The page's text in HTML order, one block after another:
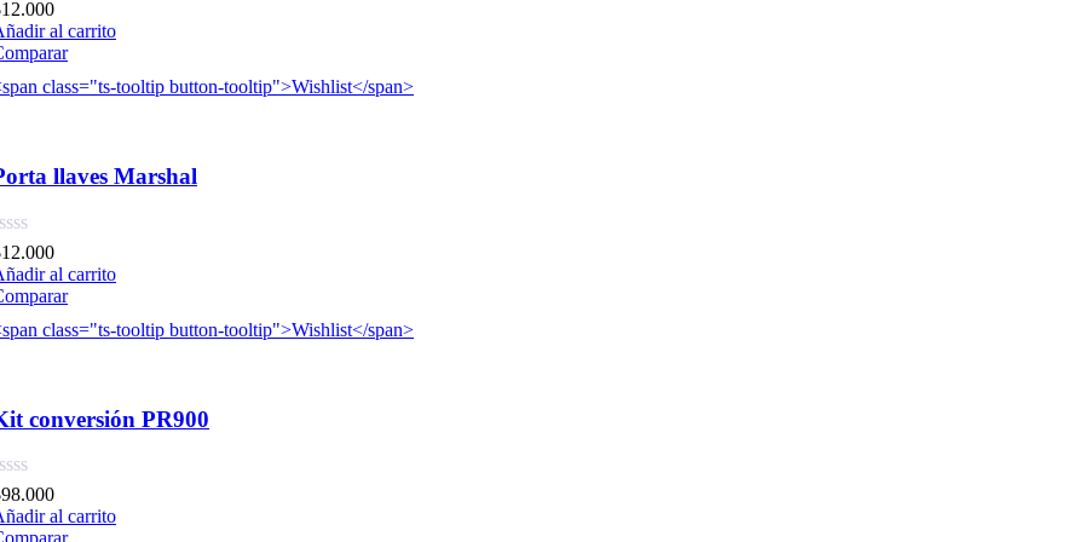
12.000
al carrito
class="ts-tooltip button-tooltip">Wishlist</span>
llaves Marshal
12.000
al carrito
class="ts-tooltip button-tooltip">Wishlist</span>
conversión PR900
98.000
al carrito